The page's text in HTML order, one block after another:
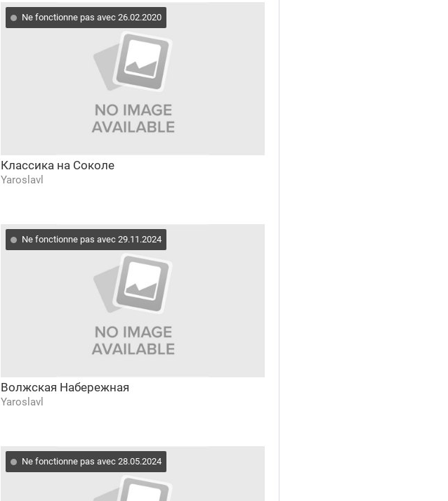
Ne fonctionne pas avec 26.02.2020
Классика на Соколе
Yaroslavl
Ne fonctionne pas avec 29.11.2024
Волжская Набережная
Yaroslavl
Ne fonctionne pas avec 28.05.2024